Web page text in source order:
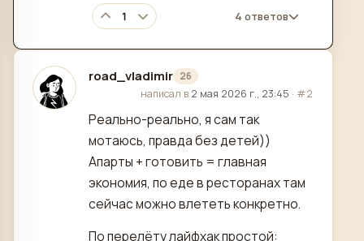
1 4 ответов
road_vladimir 26
отредактировано
написал в 2 мая 2026 г., 23:45 · #2
Реально-реально, я сам так
мотаюсь, правда без детей))
Апарты + готовить = главная
экономия, по еде в ресторанах там
сейчас можно влететь конкретно.
По перелёту лайфхак простой: